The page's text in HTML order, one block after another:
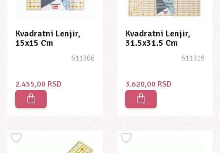
Kvadratni Lenjir,
15x15 Cm
611306
2.455,00 RSD
Kvadratni Lenjir,
31.5x31.5 Cm
611319
3.620,00 RSD